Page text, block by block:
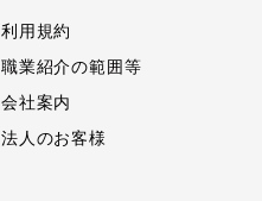
利用規約
職業紹介の範囲等
会社案内
法人のお客様